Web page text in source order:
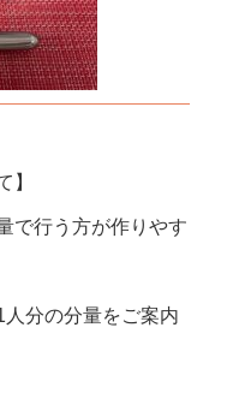
】
で行う方が作りやす
人分の分量をご案内